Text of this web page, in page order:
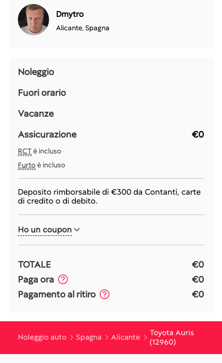
Dmytro
Alicante, Spagna
Noleggio
Fuori orario
Vacanze
Assicurazione
€0
RCTè incluso
Furto è incluso
Deposito rimborsabile di €300da Contanti, carte
di credito o di debito.
Ho un coupon
TOTALE
€0
Paga ora
€0
Pagamento al ritiro
€0
Noleggio auto Spagna Alicante
Toyota Auris
(12960)